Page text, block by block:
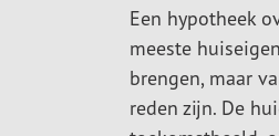
Een hypotheek
meeste
brengen, maar
reden zijn. De